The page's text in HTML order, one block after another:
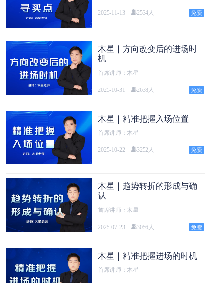
2025-11-13 2534人
木星｜方向改变后的进场时
机
首席讲师：木星
2025-10-31 2638人
木星｜精准把握入场位置
首席讲师：木星
2025-10-22 3252人
木星｜趋势转折的形成与确
认
首席讲师：木星
2025-07-23 3056人
木星｜精准把握进场的时机
首席讲师：木星